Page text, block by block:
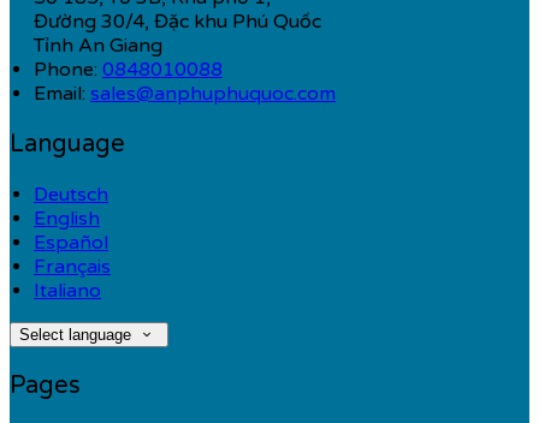
Đường 30/4, Đặc khu Phú Quốc
Tỉnh An Giang
Phone: 0848010088
Email: sales@anphuphuquoc.com
Language
Deutsch
English
Español
Français
Italiano
Select language
Pages